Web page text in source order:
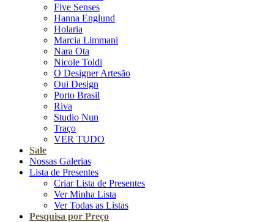
Five Senses
Hanna Englund
Holaria
Marcia Limmani
Nara Ota
Nicole Toldi
O Designer Artesão
Oui Design
Porto Brasil
Riva
Studio Nun
Traço
VER TUDO
Sale
Nossas Galerias
Lista de Presentes
Criar Lista de Presentes
Ver Minha Lista
Ver Todas as Listas
Pesquisa por Preço